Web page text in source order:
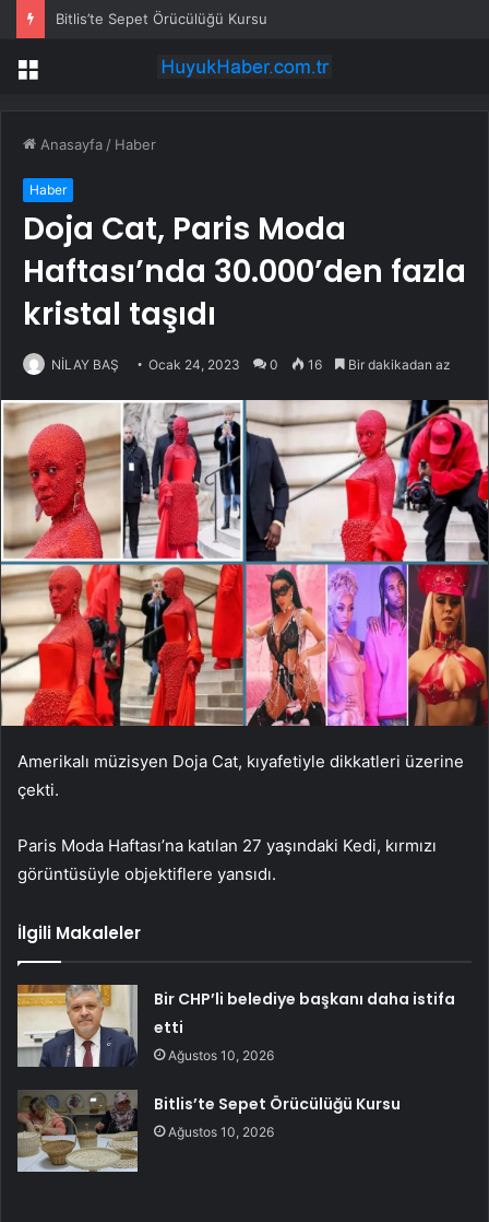
Bitlis’te Sepet Örücülüğü Kursu
Menü
Anasayfa / Haber
Haber
Doja Cat, Paris Moda
Haftası’nda 30.000’den fazla
kristal taşıdı
NİLAY BAŞ Ocak 24, 2023 0 16 Bir dakikadan az
Amerikalı müzisyen Doja Cat, kıyafetiyle dikkatleri üzerine
çekti.
Paris Moda Haftası’na katılan 27 yaşındaki Kedi, kırmızı
görüntüsüyle objektiflere yansıdı.
İlgili Makaleler
Bir CHP’li belediye başkanı daha istifa
etti
Ağustos 10, 2026
Bitlis’te Sepet Örücülüğü Kursu
Ağustos 10, 2026